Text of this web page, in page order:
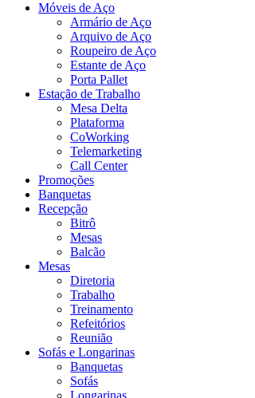
Móveis de Aço
Armário de Aço
Arquivo de Aço
Roupeiro de Aço
Estante de Aço
Porta Pallet
Estação de Trabalho
Mesa Delta
Plataforma
CoWorking
Telemarketing
Call Center
Promoções
Banquetas
Recepção
Bitrô
Mesas
Balcão
Mesas
Diretoria
Trabalho
Treinamento
Refeitórios
Reunião
Sofás e Longarinas
Banquetas
Sofás